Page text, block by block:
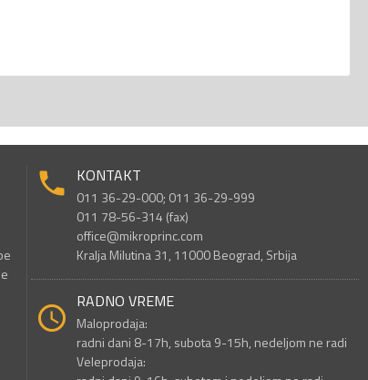
KONTAKT
011 36-29-000; 011 36-29-999
011 78-56-314 (fax)
office@mikroprinc.com
Kralja Milutina 31, 11000 Beograd, Srbija
RADNO VREME
Maloprodaja:
radni dani 8-17h, subota 9-15h, nedeljom ne radi
Veleprodaja: